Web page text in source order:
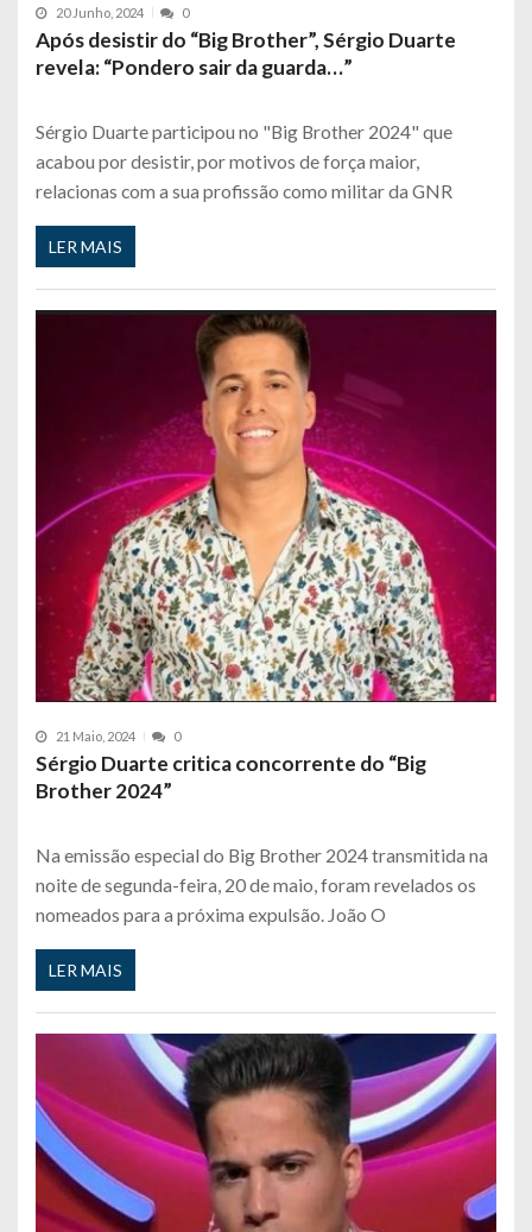
20 Junho, 2024 0
Após desistir do “Big Brother”, Sérgio Duarte
revela: “Pondero sair da guarda…”
Sérgio Duarte participou no "Big Brother 2024" que
acabou por desistir, por motivos de força maior,
relacionas com a sua profissão como militar da GNR
LER MAIS
21 Maio, 2024 0
Sérgio Duarte critica concorrente do “Big
Brother 2024”
Na emissão especial do Big Brother 2024 transmitida na
noite de segunda-feira, 20 de maio, foram revelados os
nomeados para a próxima expulsão. João O
LER MAIS